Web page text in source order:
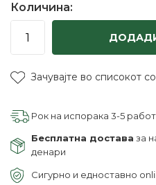
Количина:
Зачувајте во списокот
Рок на испорака 3-5
Бесплатна достава за
денари
Сигурно и едноставно